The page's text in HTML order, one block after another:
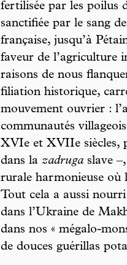
fertilisée par les poilus
sanctifiée par le sang
française, jusqu’à
faveur de l’agriculture
raisons de nous
filiation historique,
mouvement ouvrier :
communautés
XVIe et XVIIe siècles,
dans la zadruga slave
rurale harmonieuse où
Tout cela a aussi
dans l’Ukraine de
dans nos « mégalo-
de douces guérillas